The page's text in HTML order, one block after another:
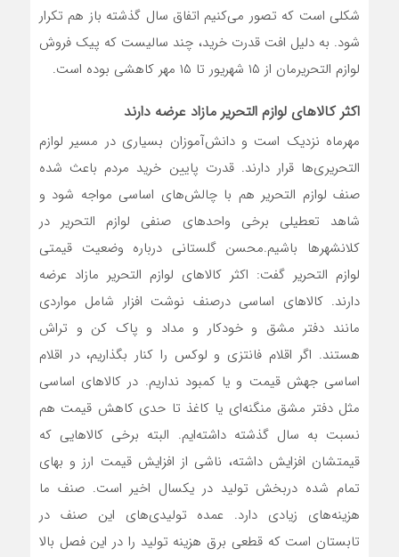
شکلی است که تصور می‌کنیم اتفاق سال گذشته باز هم تکرار
شود. به دلیل افت قدرت خرید، چند سالیست که پیک فروش
لوازم التحریرمان از ۱۵ شهریور تا ۱۵ مهر کاهشی بوده است.
اکثر کالا‌های لوازم التحریر مازاد عرضه دارند
مهرماه نزدیک است و دانش‌آموزان بسیاری در مسیر لوازم
التحریری‌ها قرار دارند. قدرت پایین خرید مردم باعث شده
صنف لوازم التحریر هم با چالش‌های اساسی مواجه شود و
شاهد تعطیلی برخی واحد‌های صنفی لوازم التحریر در
کلانشهر‌ها باشیم.محسن گلستانی درباره وضعیت قیمتی
لوازم التحریر گفت: اکثر کالا‌های لوازم التحریر مازاد عرضه
دارند. کالا‌های اساسی درصنف نوشت افزار شامل مواردی
مانند دفتر مشق و خودکار و مداد و پاک کن و تراش
هستند. اگر اقلام فانتزی و لوکس را کنار بگذاریم، در اقلام
اساسی جهش قیمت و یا کمبود نداریم. در کالا‌های اساسی
مثل دفتر مشق منگنه‌ای یا کاغذ تا حدی کاهش قیمت هم
نسبت به سال گذشته داشته‌ایم. البته برخی کالا‌هایی که
قیمتشان افزایش داشته، ناشی از افزایش قیمت ارز و بهای
تمام شده دربخش تولید در یکسال اخیر است. صنف ما
هزینه‌های زیادی دارد. عمده تولیدی‌های این صنف در
تابستان است که قطعی برق هزینه تولید را در این فصل بالا